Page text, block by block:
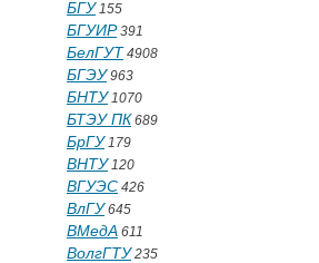
БГУ155
БГУИР391
БелГУТ 4908
БГЭУ963
БНТУ1070
БТЭУ ПК 689
БрГУ179
ВНТУ120
ВГУЭС 426
ВлГУ645
ВМедА 611
ВолгГТУ235